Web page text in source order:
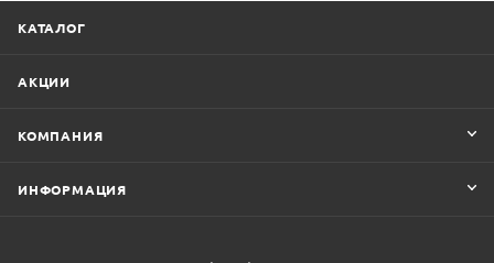
КАТАЛОГ
АКЦИИ
КОМПАНИЯ
ИНФОРМАЦИЯ